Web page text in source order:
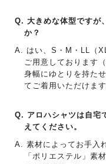
大きめな体型ですが
か？
はい、S・M・LL（
ご用意しております
身幅にゆとりを持た
てご着用いただけます
アロハシャツは自宅
えてください。
素材によってお手入
「ポリエステル」素